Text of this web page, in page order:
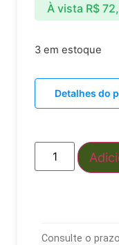
À vista R$
3 em estoque
Detalhes do
Consulte o